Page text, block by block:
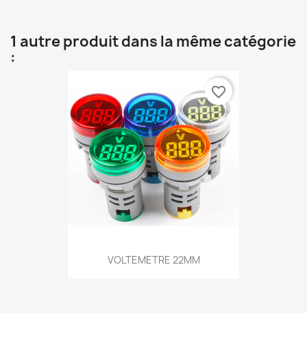
1 autre produit dans la même catégorie
:
VOLTEMETRE 22MM
favorite_border